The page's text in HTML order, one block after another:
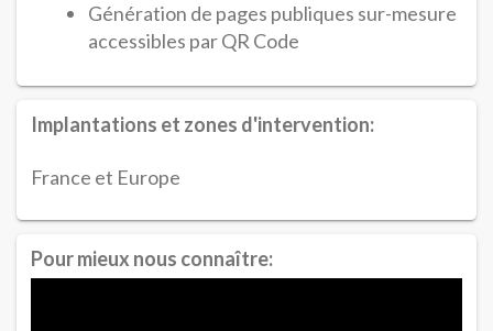
Génération de pages publiques sur-mesure
accessibles par QR Code
Implantations et zones d'intervention:
France et Europe
Pour mieux nous connaître: